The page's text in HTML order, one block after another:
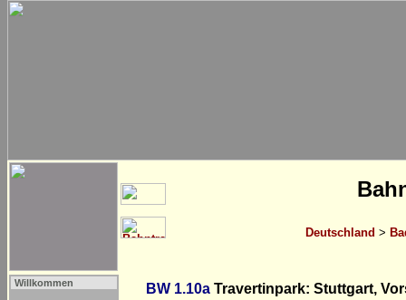
Deutschland >
Willkommen BW 1.10a Travertinpark: Stuttgart,